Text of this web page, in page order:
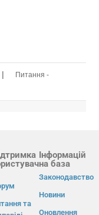
|
Питання -
та
Інформацій
на база
Законодавство
Новини
Оновлення